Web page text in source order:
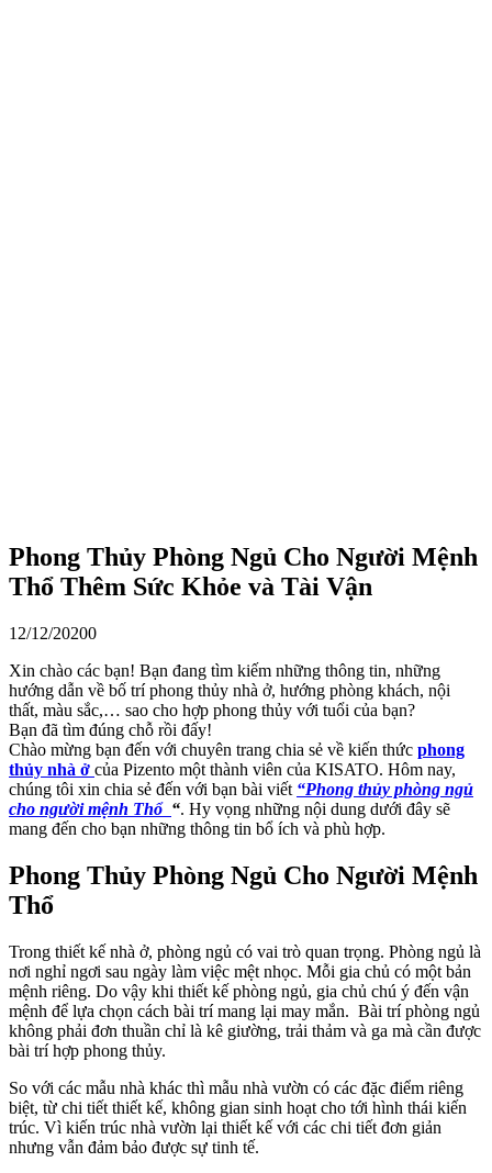
Phong Thủy Phòng Ngủ Cho Người Mệnh
Thổ Thêm Sức Khỏe và Tài Vận
12/12/20200
Xin chào các bạn! Bạn đang tìm kiếm những thông tin, những
hướng dẫn về bố trí phong thủy nhà ở, hướng phòng khách, nội
thất, màu sắc,… sao cho hợp phong thủy với tuổi của bạn?
Bạn đã tìm đúng chỗ rồi đấy!
Chào mừng bạn đến với chuyên trang chia sẻ về kiến thức phong
thủy nhà ở của Pizento một thành viên của KISATO. Hôm nay,
chúng tôi xin chia sẻ đến với bạn bài viết “ Phong thủy phòng ngủ
cho người mệnh Thổ “. Hy vọng những nội dung dưới đây sẽ
mang đến cho bạn những thông tin bổ ích và phù hợp.
Phong Thủy Phòng Ngủ Cho Người Mệnh
Thổ
Trong thiết kế nhà ở, phòng ngủ có vai trò quan trọng. Phòng ngủ là
nơi nghỉ ngơi sau ngày làm việc mệt nhọc. Mỗi gia chủ có một bản
mệnh riêng. Do vậy khi thiết kế phòng ngủ, gia chủ chú ý đến vận
mệnh để lựa chọn cách bài trí mang lại may mắn. Bài trí phòng ngủ
không phải đơn thuần chỉ là kê giường, trải thảm và ga mà cần được
bài trí hợp phong thủy.
So với các mẫu nhà khác thì mẫu nhà vườn có các đặc điểm riêng
biệt, từ chi tiết thiết kế, không gian sinh hoạt cho tới hình thái kiến
trúc. Vì kiến trúc nhà vườn lại thiết kế với các chi tiết đơn giản
nhưng vẫn đảm bảo được sự tinh tế.